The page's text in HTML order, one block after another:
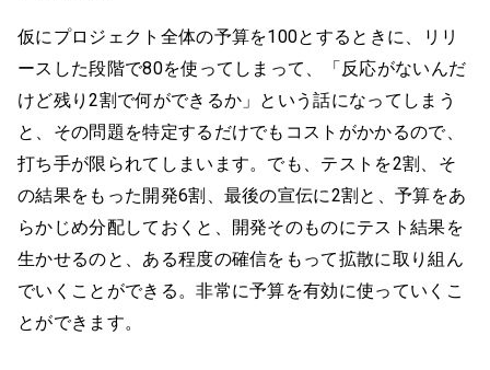
仮にプロジェクト全体の予算を100とするときに、リリ
ースした段階で80を使ってしまって、「反応がないんだ
けど残り2割で何ができるか」という話になってしまう
と、その問題を特定するだけでもコストがかかるので、
打ち手が限られてしまいます。でも、テストを2割、そ
の結果をもった開発6割、最後の宣伝に2割と、予算をあ
らかじめ分配しておくと、開発そのものにテスト結果を
生かせるのと、ある程度の確信をもって拡散に取り組ん
でいくことができる。非常に予算を有効に使っていくこ
とができます。